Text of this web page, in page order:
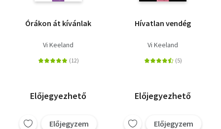
Órákon át kívánlak
Vi Keeland
Előjegyezhető
Előjegyzem
Hívatlan vendég
Vi Keeland
Előjegyezhető
Előjegyzem